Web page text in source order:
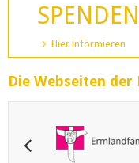
SPENDEN
Hier informieren
Die Webseiten